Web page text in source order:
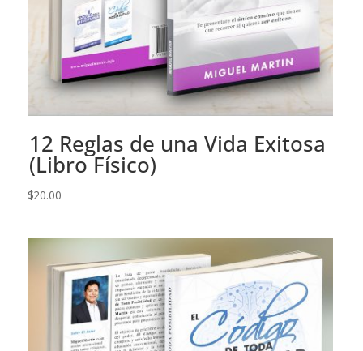
12 Reglas de una Vida Exitosa
(Libro Físico)
$20.00